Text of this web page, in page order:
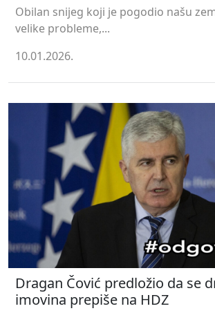
Obilan snijeg koji je pogodio našu
velike probleme,...
10.01.2026.
Dragan Čović predložio da se
imovina prepiše na HDZ